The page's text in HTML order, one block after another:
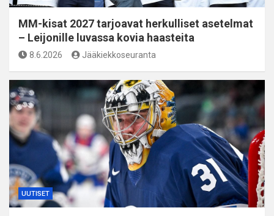
MM-kisat 2027 tarjoavat herkulliset asetelmat
– Leijonille luvassa kovia haasteita
8.6.2026 Jääkiekkoseuranta
UUTISET